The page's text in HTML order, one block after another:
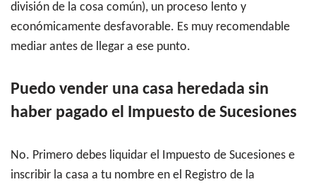
división de la cosa común), un proceso lento y
económicamente desfavorable. Es muy recomendable
mediar antes de llegar a ese punto.
Puedo vender una casa heredada sin
haber pagado el Impuesto de Sucesiones
No. Primero debes liquidar el Impuesto de Sucesiones e
inscribir la casa a tu nombre en el Registro de la